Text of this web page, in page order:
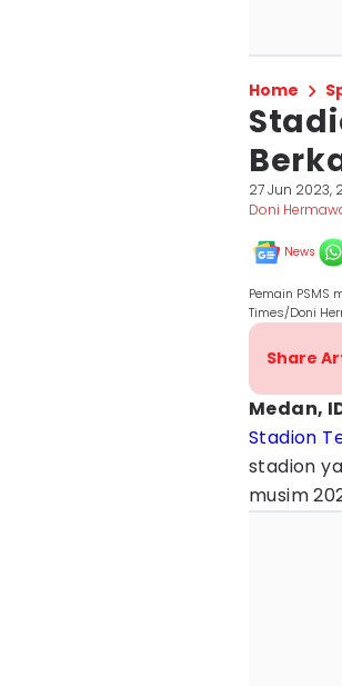
Home
27 Jun 2023,
Doni
News
Pemain PSMS
Times/Doni
Share
Medan,
Stadion
stadion
musim